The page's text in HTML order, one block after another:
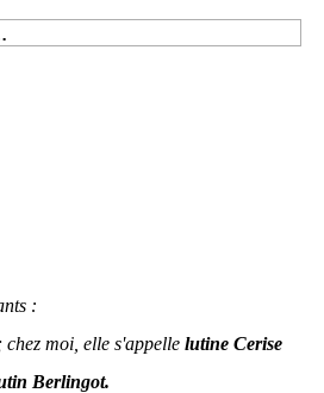
:
moi, elle s'appelle lutine Cerise
Berlingot.